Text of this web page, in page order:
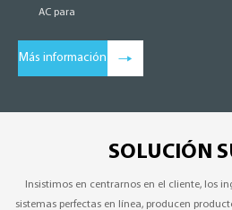
AC para
Más información
SOLUCIÓN
Insistimos en centrarnos en el cliente, los
sistemas perfectas en línea, producen